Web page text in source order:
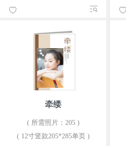
牵缕
( 所需照片：205 )
( 12寸竖款205*285单页 )